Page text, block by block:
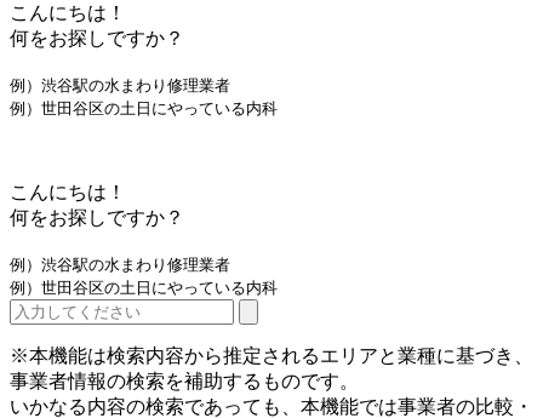
こんにちは！
何をお探しですか？
例）渋谷駅の水まわり修理業者
例）世田谷区の土日にやっている内科
こんにちは！
何をお探しですか？
例）渋谷駅の水まわり修理業者
例）世田谷区の土日にやっている内科
※本機能は検索内容から推定されるエリアと業種に基づき、
事業者情報の検索を補助するものです。
いかなる内容の検索であっても、本機能では事業者の比較・